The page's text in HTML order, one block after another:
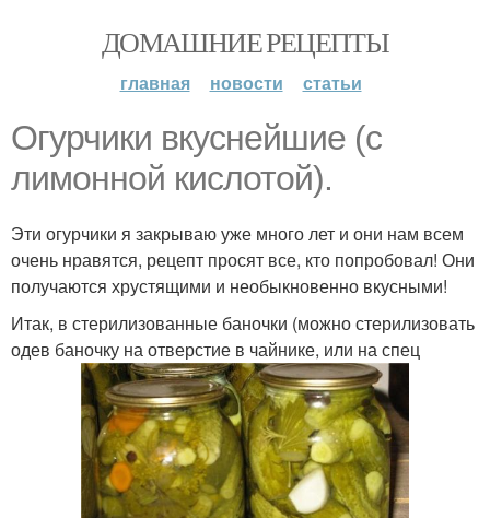
ДОМАШНИЕ РЕЦЕПТЫ
главная новости статьи
Огурчики вкуснейшие (с
лимонной кислотой).
Эти огурчики я закрываю уже много лет и они нам всем
очень нравятся, рецепт просят все, кто попробовал! Они
получаются хрустящими и необыкновенно вкусными!
Итак, в стерилизованные баночки (можно стерилизовать
одев баночку на отверстие в чайнике, или на спец